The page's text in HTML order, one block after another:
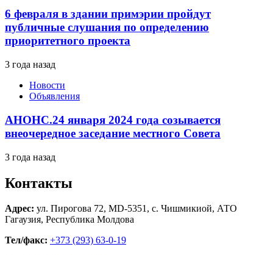
6 февраля в здании примэрии пройдут
публичные слушания по определению
приоритетного проекта
3 года назад
Новости
Объявления
АНОНС.24 января 2024 года созывается
внеочередное заседание местного Совета
3 года назад
Контакты
Адрес: ул. Пирогова 72, MD-5351, с. Чишмикиой, АТО
Гагаузия, Республика Молдова
Тел/факс: +373 (293) 63-0-19